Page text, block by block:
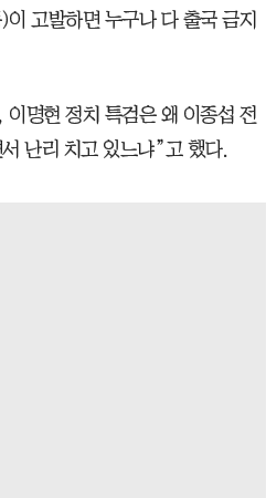
고발하면 누구나 다 출국 금지
명현 정치 특검은 왜 이종섭 전
난리 치고 있느냐”고 했다.